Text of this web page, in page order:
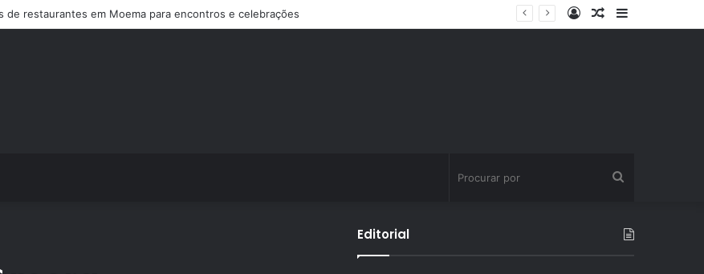
de restaurantes em Moema para encontros e celebrações
Barra
Artigo
Entrar
por
Editorial